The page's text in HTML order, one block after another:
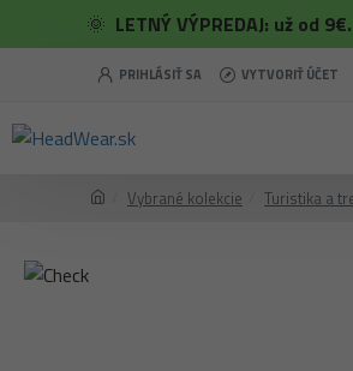
🌞 LETNÝ VÝPREDAJ: už od 9€.
PRIHLÁSIŤ SA VYTVORIŤ ÚČET
Vybrané kolekcie Turistika a